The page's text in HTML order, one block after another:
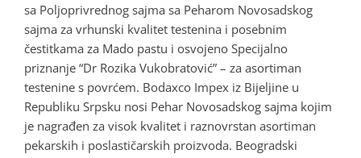
sa Poljoprivrednog sajma sa Peharom Novosadskog
sajma za vrhunski kvalitet testenina i posebnim
čestitkama za Mado pastu i osvojeno Specijalno
priznanje “Dr Rozika Vukobratović” – za asortiman
testenine s povrćem. Bodaxco Impex iz Bijeljine u
Republiku Srpsku nosi Pehar Novosadskog sajma kojim
je nagrađen za visok kvalitet i raznovrstan asortiman
pekarskih i poslastičarskih proizvoda. Beogradski